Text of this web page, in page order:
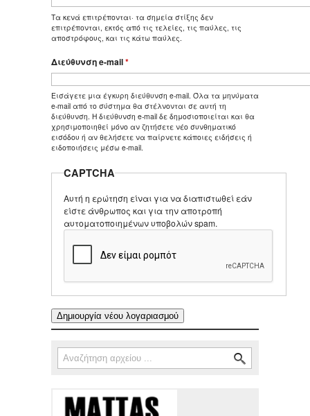
Τα κενά επιτρέπονται· τα σημεία στίξης δεν
επιτρέπονται, εκτός από τις τελείες, τις παύλες, τις
αποστρόφους, και τις κάτω παύλες.
Διεύθυνση e-mail*
Εισάγετε μια έγκυρη διεύθυνση e-mail. Όλα τα μηνύματα
e-mail από το σύστημα θα στέλνονται σε αυτή τη
διεύθυνση. Η διεύθυνση e-mail δε δημοσιοποιείται και θα
χρησιμοποιηθεί μόνο αν ζητήσετε νέο συνθηματικό
εισόδου ή αν θελήσετε να παίρνετε κάποιες ειδήσεις ή
ειδοποιήσεις μέσω e-mail.
CAPTCHA
Αυτή η ερώτηση είναι για να διαπιστωθεί εάν
είστε άνθρωπος και για την αποτροπή
αυτοματοποιημένων υποβολών spam.
Φόρμα αναζήτησης
Αναζήτηση